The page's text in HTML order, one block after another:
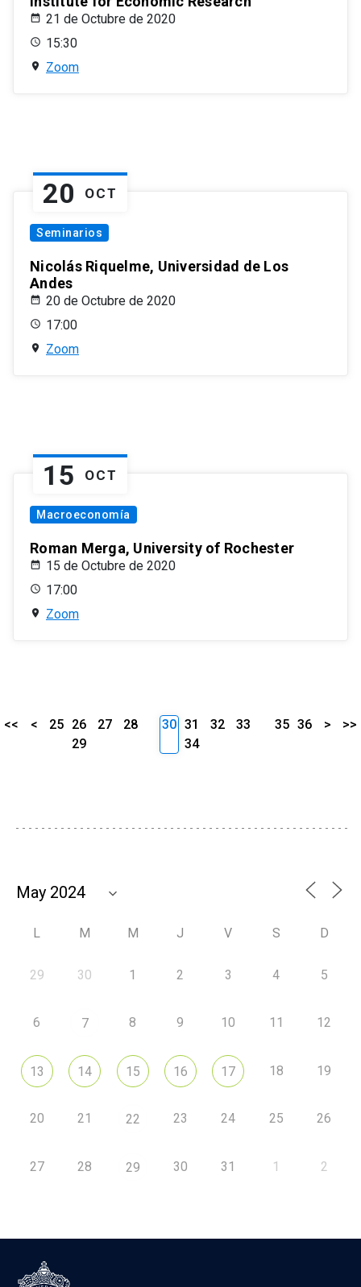
21 de Octubre de 2020
15:30
Zoom
20 OCT
Seminarios
Nicolás Riquelme, Universidad de Los
Andes
20 de Octubre de 2020
17:00
Zoom
15 OCT
Macroeconomía
Roman Merga, University of Rochester
15 de Octubre de 2020
17:00
Zoom
<< < 25 26 27
28
29
30 31 32
33
34
35 36 > >>
L M M J V S D
29 30 1 2 3 4 5
6 7 8 9 10 11 12
13 14 15 16 17 18 19
20 21 22 23 24 25 26
27 28 29 30 31 1 2